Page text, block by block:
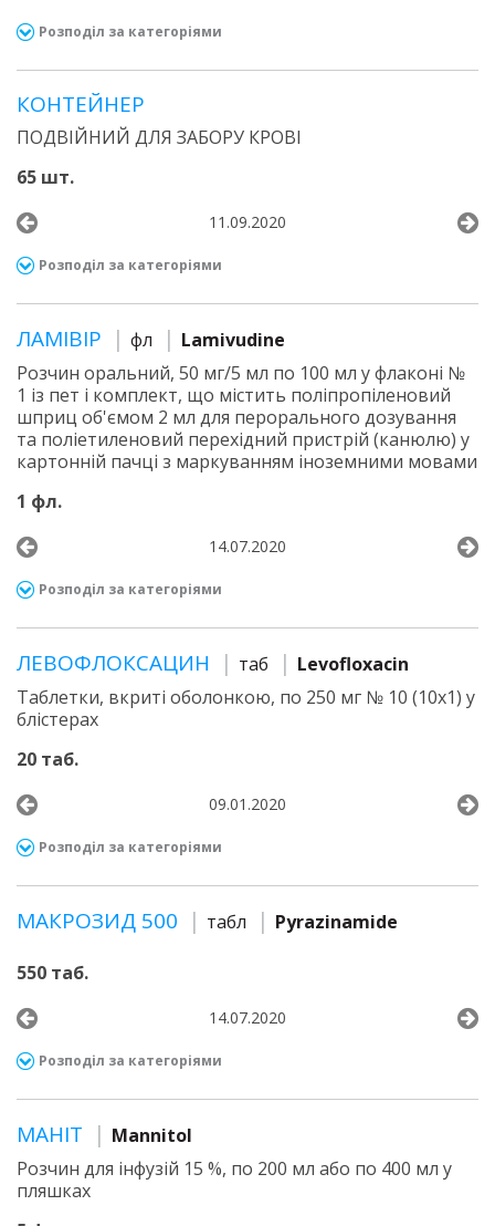
Розподіл за категоріями
КОНТЕЙНЕР
ПОДВІЙНИЙ ДЛЯ ЗАБОРУ КРОВІ
65 шт.
11.09.2020
Розподіл за категоріями
ЛАМІВІР фл
Lamivudine
Розчин оральний, 50 мг/5 мл по 100 мл у флаконі №
1 із пет і комплект, що містить поліпропіленовий
шприц об'ємом 2 мл для перорального дозування
та поліетиленовий перехідний пристрій (канюлю) у
картонній пачці з маркуванням іноземними мовами
1 фл.
14.07.2020
Розподіл за категоріями
ЛЕВОФЛОКСАЦИН таб
Levofloxacin
Таблетки, вкриті оболонкою, по 250 мг № 10 (10х1) у
блістерах
20 таб.
09.01.2020
Розподіл за категоріями
МАКРОЗИД 500 табл Pyrazinamide
550 таб.
14.07.2020
Розподіл за категоріями
МАНІТ
Mannitol
Розчин для інфузій 15 %, по 200 мл або по 400 мл у
пляшках